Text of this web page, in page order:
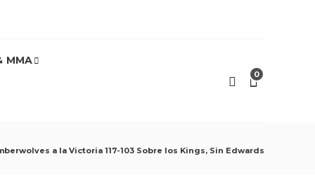
MMA
0
a la Victoria 117-103 Sobre los Kings, Sin Edwards